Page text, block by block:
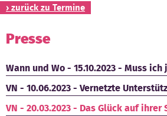
› zurück zu Termine
Presse
Wann und Wo - 15.10.2023 - Muss
VN - 10.06.2023 - Vernetzte
VN - 20.03.2023 - Das Glück auf ihrer